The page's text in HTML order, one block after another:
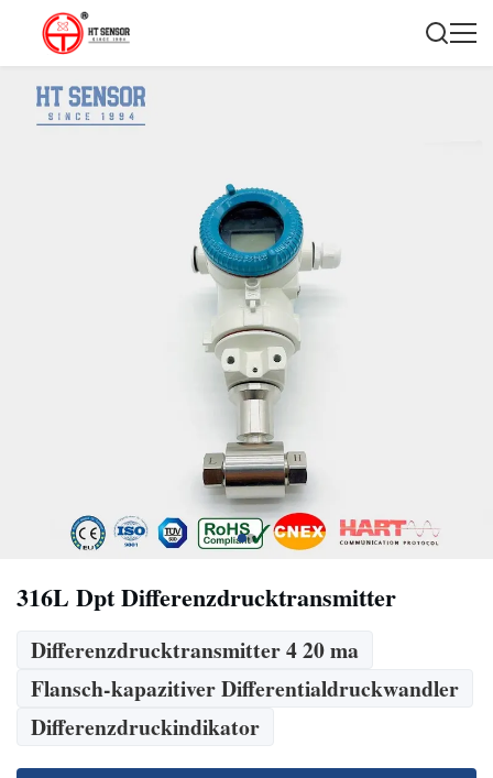
316L Dpt Differenzdrucktransmitter
Differenzdrucktransmitter 4 20 ma
Flansch-kapazitiver Differentialdruckwandler
Differenzdruckindikator